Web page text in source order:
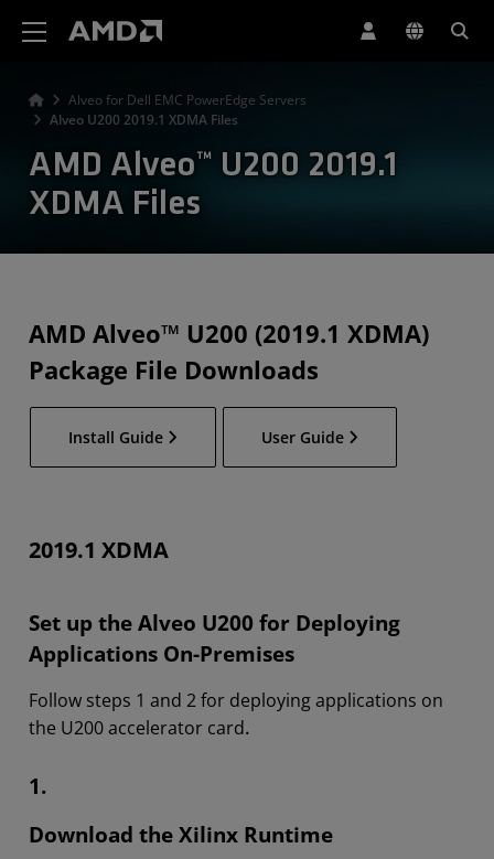
Alveo for Dell EMC PowerEdge Servers
Alveo U200 2019.1 XDMA Files
AMD Alveo™ U200 2019.1
XDMA Files
AMD Alveo™ U200 (2019.1 XDMA)
Package File Downloads
Install Guide User Guide
2019.1 XDMA
Set up the Alveo U200 for Deploying
Applications On-Premises
Follow steps 1 and 2 for deploying applications on
the U200 accelerator card.
1.
Download the Xilinx Runtime